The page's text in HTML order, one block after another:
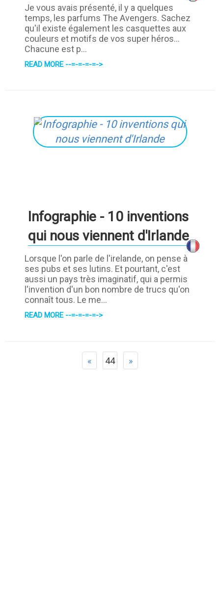
Je vous avais présenté, il y a quelques
temps, les parfums The Avengers. Sachez
qu'il existe également les casquettes aux
couleurs et motifs de vos super héros...
Chacune est p...
READ MORE --=-=-=-=->
Infographie - 10 inventions
qui nous viennent d'Irlande
Lorsque l'on parle de l'irelande, on pense à
ses pubs et ses lutins. Et pourtant, c'est
aussi un pays très imaginatif, qui a permis
l'invention d'un bon nombre de trucs qu'on
connaît tous. Le me...
READ MORE --=-=-=-=->
« 44 »